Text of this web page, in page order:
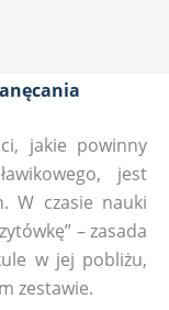
jakie powinny
jest
W czasie nauki
– zasada
w jej pobliżu,
zestawie.